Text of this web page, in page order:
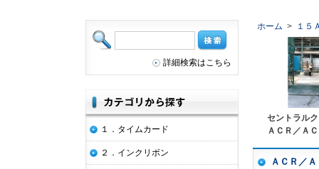
ホーム > １５
セントラル
ＡＣＲ／Ａ
ＡＣＲ／
詳細検索はこちら
１．タイムカード
２．インクリボン